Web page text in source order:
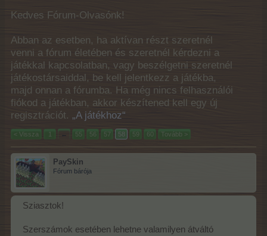
Kedves Fórum-Olvasónk!
Abban az esetben, ha aktívan részt szeretnél
venni a fórum életében és szeretnél kérdezni a
játékkal kapcsolatban, vagy beszélgetni szeretnél
játékostársaiddal, be kell jelentkezz a játékba,
majd onnan a fórumba. Ha még nincs felhasználói
fiókod a játékban, akkor készítened kell egy új
regisztrációt. „A játékhoz“
< Vissza 1 ← 55 56 57 58 59 60 Tovább >
PaySkin
Fórum bárója
Sziasztok!
Szerszámok esetében lehetne valamilyen átváltó